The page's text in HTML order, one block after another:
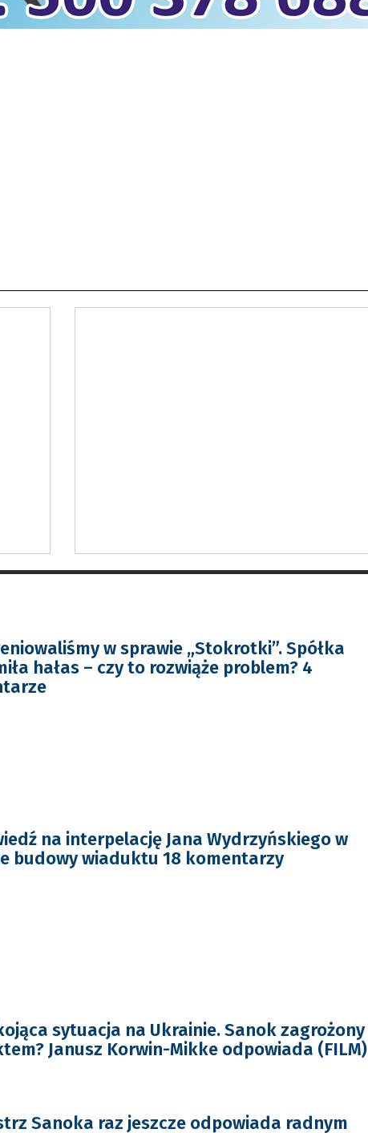
w sprawie „Stokrotki”. Spółka
hałas – czy to rozwiąże problem? 4
na interpelację Jana Wydrzyńskiego w
budowy wiaduktu 18 komentarzy
sytuacja na Ukrainie. Sanok zagrożony
Janusz Korwin-Mikke odpowiada (FILM)
Sanoka raz jeszcze odpowiada radnym